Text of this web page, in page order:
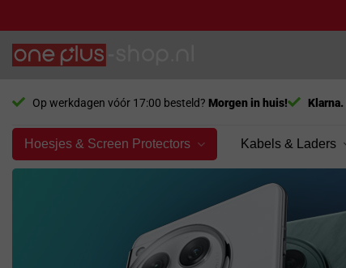
Ga
naar
Op werkdagen vóór 17:00 besteld? Morgen in huis! Klarna.
Hoesjes & Screen Protectors Kabels & Laders